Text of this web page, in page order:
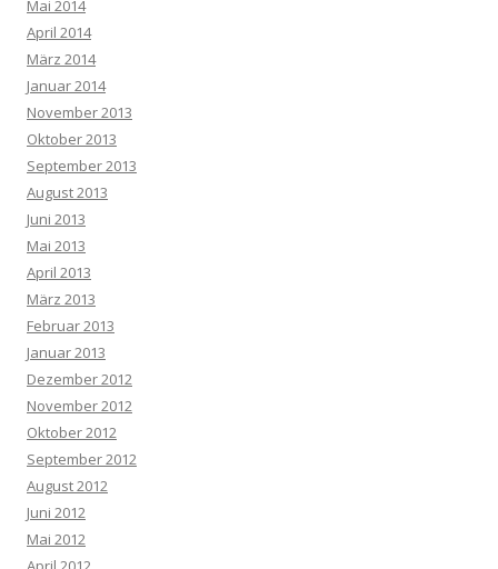
Mai 2014
April 2014
März 2014
Januar 2014
November 2013
Oktober 2013
September 2013
August 2013
Juni 2013
Mai 2013
April 2013
März 2013
Februar 2013
Januar 2013
Dezember 2012
November 2012
Oktober 2012
September 2012
August 2012
Juni 2012
Mai 2012